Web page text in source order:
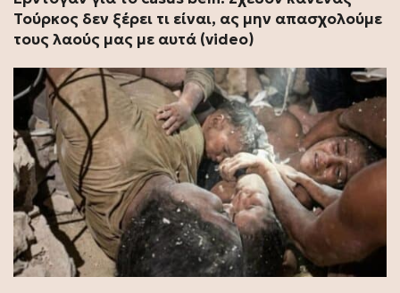
Τούρκος δεν ξέρει τι είναι, ας μην απασχολούμε
τους λαούς μας με αυτά (video)